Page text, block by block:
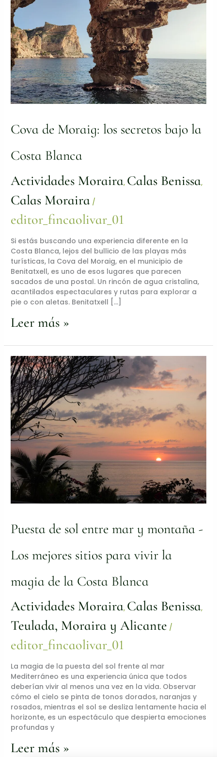
Cova de Moraig: los secretos bajo la
Costa Blanca
Actividades Moraira, Calas Benissa,
Calas Moraira/
editor_fincaolivar_01
Si estás buscando una experiencia diferente en la
Costa Blanca, lejos del bullicio de las playas más
turísticas, la Cova del Moraig, en el municipio de
Benitatxell, es uno de esos lugares que parecen
sacados de una postal. Un rincón de agua cristalina,
acantilados espectaculares y rutas para explorar a
pie o con aletas. Benitatxell […]
bajo
la
Costa
Blanca
Leer más »
Puesta de sol entre mar y montaña -
Los mejores sitios para vivir la
magia de la Costa Blanca
Actividades Moraira, Calas Benissa,
Teulada, Moraira y Alicante /
editor_fincaolivar_01
La magia de la puesta del sol frente al mar
Mediterráneo es una experiencia única que todos
deberían vivir al menos una vez en la vida. Observar
cómo el cielo se pinta de tonos dorados, naranjas y
rosados, mientras el sol se desliza lentamente hacia el
horizonte, es un espectáculo que despierta emociones
profundas y
Puesta
de
sol
entre
mar
y
montaña
-
Los
mejores
sitios
para
vivir
la
magia
la
Costa
Leer más »